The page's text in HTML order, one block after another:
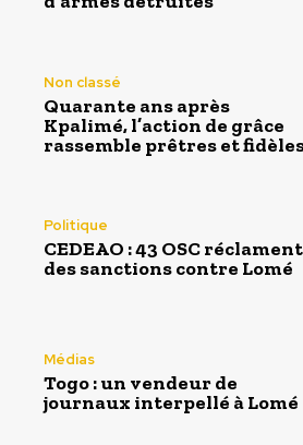
Non classé
Quarante ans après
Kpalimé, l’action de grâce
rassemble prêtres et
Politique
CEDEAO : 43 OSC réclament
des sanctions contre Lomé
Médias
Togo : un vendeur de
journaux interpellé à Lomé